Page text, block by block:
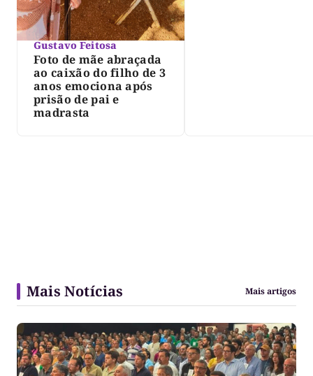
Gustavo Feitosa
Foto de mãe abraçada
ao caixão do filho de 3
anos emociona após
prisão de pai e
madrasta
Mais Notícias Mais artigos